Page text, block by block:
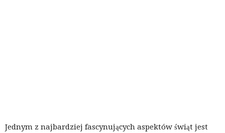
Jednym z najbardziej fascynujących aspektów świąt jest